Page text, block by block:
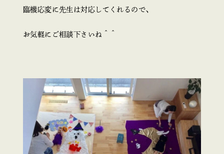
臨機応変に先生は対応してくれるので、
お気軽にご相談下さいね＾＾